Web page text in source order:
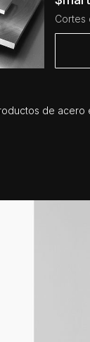
Cortes
de acero